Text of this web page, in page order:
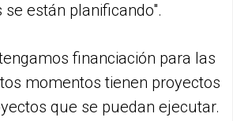
están planificando".
financiación para las
momentos tienen proyectos
que se puedan ejecutar.